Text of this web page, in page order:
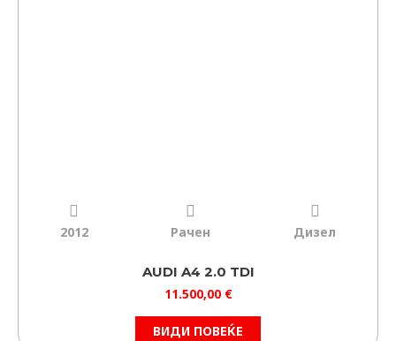
2012 Рачен Дизел
AUDI A4 2.0 TDI
11.500,00 €
ВИДИ ПОВЕЌЕ